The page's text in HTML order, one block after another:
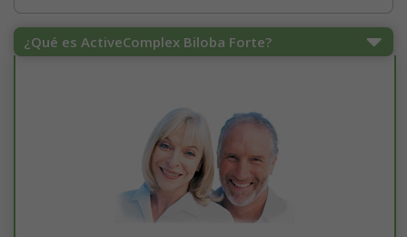
¿Qué es ActiveComplex Biloba Forte?